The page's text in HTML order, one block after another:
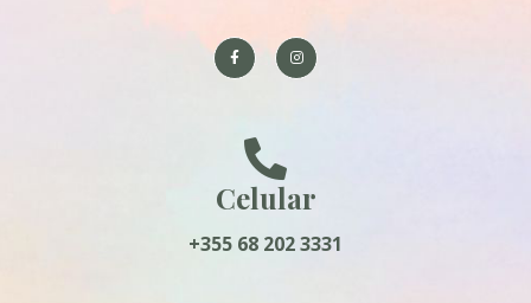
Celular
+355 68 202 3331